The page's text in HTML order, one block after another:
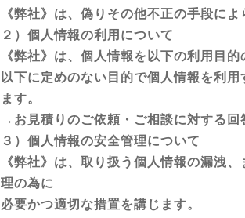
《弊社》は、偽りその他不正の手段に
２）個人情報の利用について
《弊社》は、個人情報を以下の利用目
以下に定めのない目的で個人情報を利
ます。
→お見積りのご依頼・ご相談に対する回
３）個人情報の安全管理について
《弊社》は、取り扱う個人情報の漏洩
理の為に
必要かつ適切な措置を講じます。